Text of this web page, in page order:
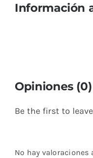
Información
Opiniones (0)
Be the first to
No hay valoraciones